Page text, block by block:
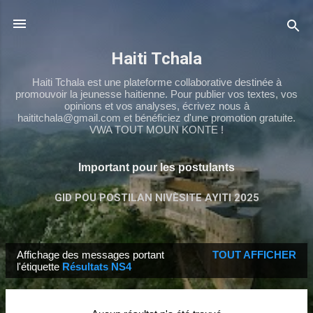
Haiti Tchala
Haiti Tchala est une plateforme collaborative destinée à
promouvoir la jeunesse haitienne. Pour publier vos textes, vos
opinions et vos analyses, écrivez nous à
haititchala@gmail.com et bénéficiez d'une promotion gratuite.
VWA TOUT MOUN KONTE !
Important pour les postulants
GID POU POSTILAN NIVÈSITE AYITI 2025
TCHALA NS4 PLUS… TCHALA 9ÈME
M
e
Affichage des messages portant
l'étiquette Résultats NS4
TOUT AFFICHER